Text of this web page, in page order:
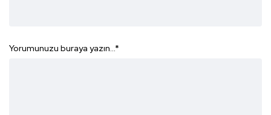
Yorumunuzu buraya yazın...*